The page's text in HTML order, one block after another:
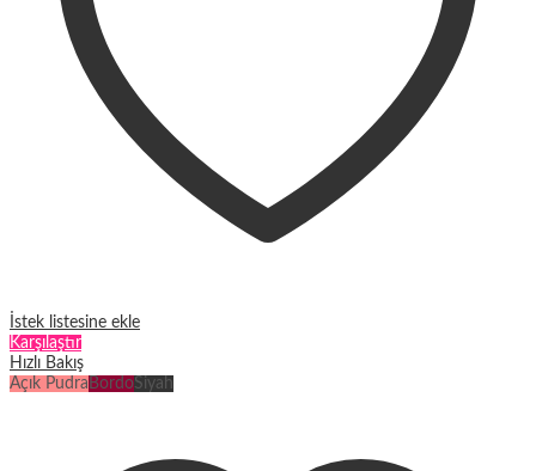
İstek listesine ekle
Karşılaştır
Hızlı Bakış
Açık Pudra BordoSiyah